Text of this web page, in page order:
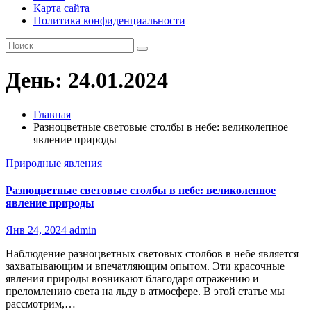
Карта сайта
Политика конфиденциальности
День: 24.01.2024
Главная
Разноцветные световые столбы в небе: великолепное
явление природы
Природные явления
Разноцветные световые столбы в небе: великолепное
явление природы
Янв 24, 2024 admin
Наблюдение разноцветных световых столбов в небе является
захватывающим и впечатляющим опытом. Эти красочные
явления природы возникают благодаря отражению и
преломлению света на льду в атмосфере. В этой статье мы
рассмотрим,…